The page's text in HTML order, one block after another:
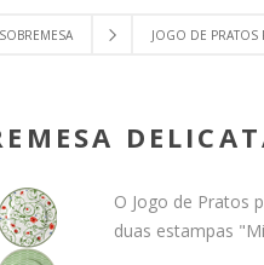
SOBREMESA JOGO DE PRATOS
O Jogo de Pratos
duas estampas